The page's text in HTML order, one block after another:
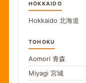
HOKKAIDO
Hokkaido 北海道
TOHOKU
Aomori 青森
Miyagi 宮城